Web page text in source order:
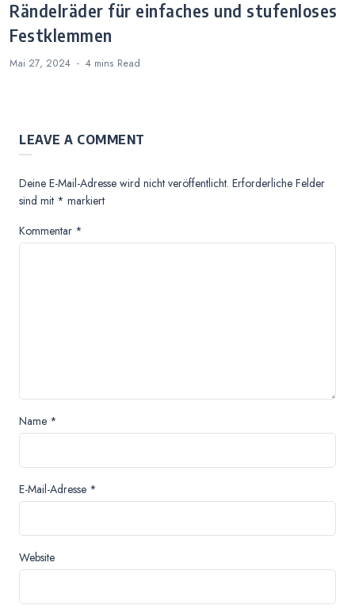
Rändelräder für einfaches und stufenloses
Festklemmen
Mai 27, 2024 4 mins Read
LEAVE A COMMENT
Deine E-Mail-Adresse wird nicht veröffentlicht. Erforderliche Felder
sind mit * markiert
Kommentar *
Name *
E-Mail-Adresse *
Website